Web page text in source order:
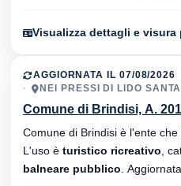
Visualizza dettagli e visura
AGGIORNATA IL 07/08/2026
NEI PRESSI DI LIDO
Comune di Brindisi, A.
Comune di Brindisi è l'ente
L'uso è turistico ricreativo ,
balneare pubblico